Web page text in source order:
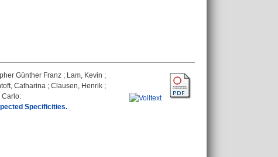
Günther Franz ; Lam, Kevin ;
Catharina ; Clausen, Henrik ;
Carlo:
Specificities.